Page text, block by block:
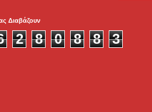
Διαβάζουν
2 8 0 8 8 3